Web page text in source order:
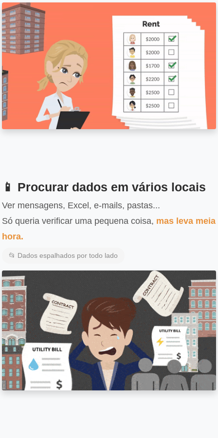
📱 Procurar dados em vários locais
Ver mensagens, Excel, e-mails, pastas...
Só queria verificar uma pequena coisa, mas leva meia
hora.
📂 Dados espalhados por todo lado